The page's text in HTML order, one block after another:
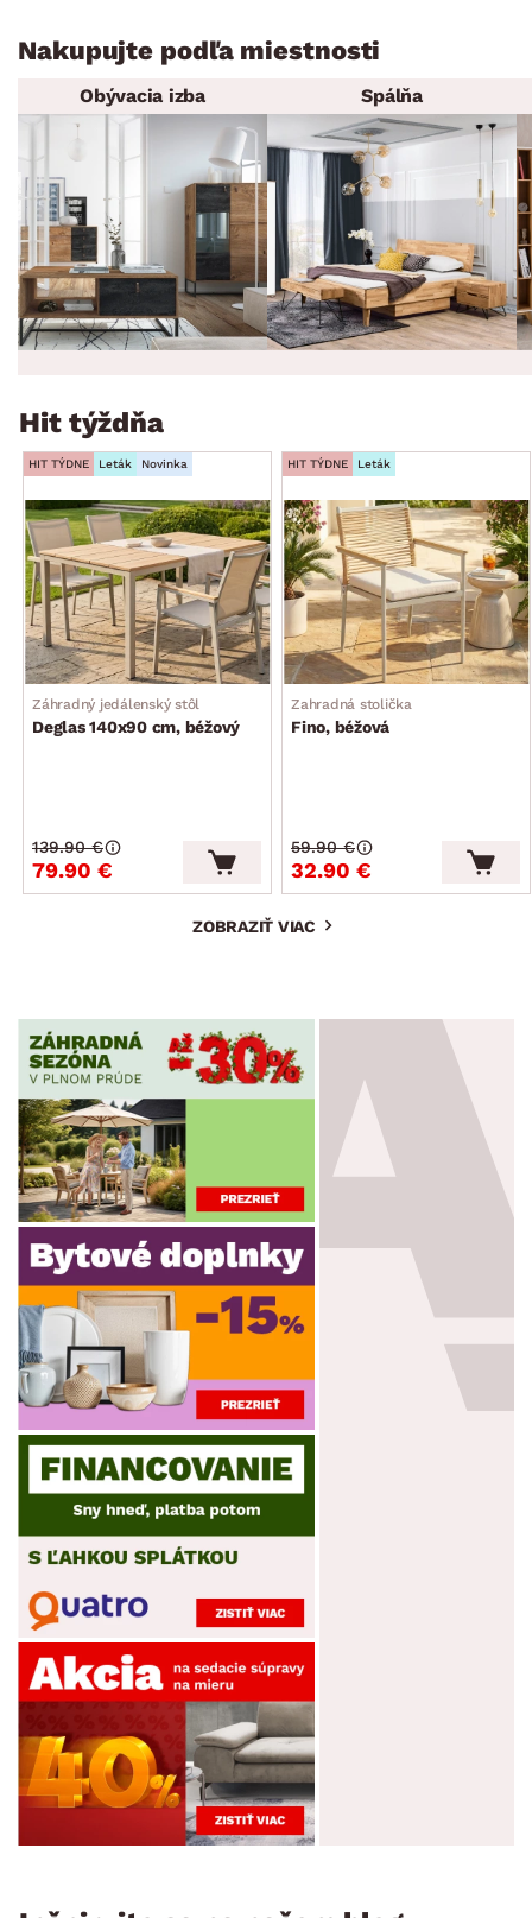
Nakupujte podľa miestnosti
Obývacia izba Spálňa
Hit týždňa
HIT TÝDNE Leták Novinka
Záhradný jedálenský stôl
Deglas 140x90 cm, béžový
79.90 €
139.90 €
HIT TÝDNE Leták
Zahradná stolička
Fino, béžová
32.90 €
59.90 €
ZOBRAZIŤ VIAC